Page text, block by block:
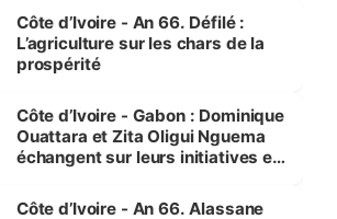
Côte d’Ivoire - An 66. Défilé :
L’agriculture sur les chars de la
prospérité
Côte d’Ivoire - Gabon : Dominique
Ouattara et Zita Oligui Nguema
échangent sur leurs initiatives en
enfants
Côte d’Ivoire - An 66. Alassane